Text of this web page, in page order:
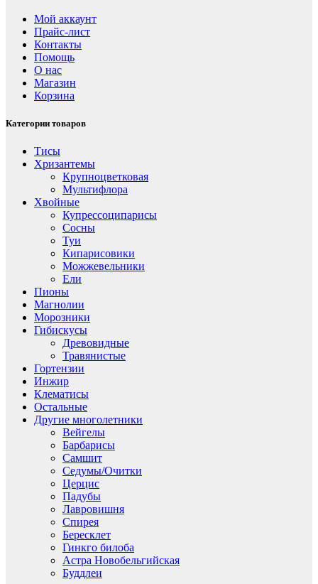
Мой аккаунт
Прайс-лист
Контакты
Помощь
О нас
Магазин
Корзина
Категории товаров
Тисы
Хризантемы
Крупноцветковая
Мультифлора
Хвойные
Купрессоципарисы
Сосны
Туи
Кипарисовики
Можжевельники
Ели
Пионы
Магнолии
Морозники
Гибискусы
Древовидные
Травянистые
Гортензии
Инжир
Клематисы
Остальные
Другие многолетники
Вейгелы
Барбарисы
Самшит
Седумы/Очитки
Церцис
Падубы
Лавровишня
Спирея
Бересклет
Гинкго билоба
Астра Новобельгийская
Буддлеи